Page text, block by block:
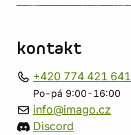
kontakt
+420 774 421 641
Po-pá 9:00-16:00
info@imago.cz
Discord